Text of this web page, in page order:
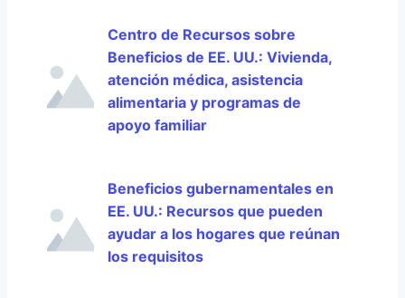
Centro de Recursos sobre
Beneficios de EE. UU.: Vivienda,
atención médica, asistencia
alimentaria y programas de
apoyo familiar
Beneficios gubernamentales en
EE. UU.: Recursos que pueden
ayudar a los hogares que reúnan
los requisitos